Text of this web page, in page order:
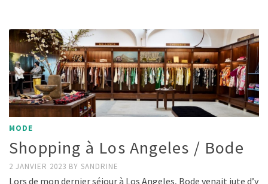
MODE
Shopping à Los Angeles / Bode
2 JANVIER 2023 BY SANDRINE
Lors de mon dernier séjour à Los Angeles, Bode venait jute d’y